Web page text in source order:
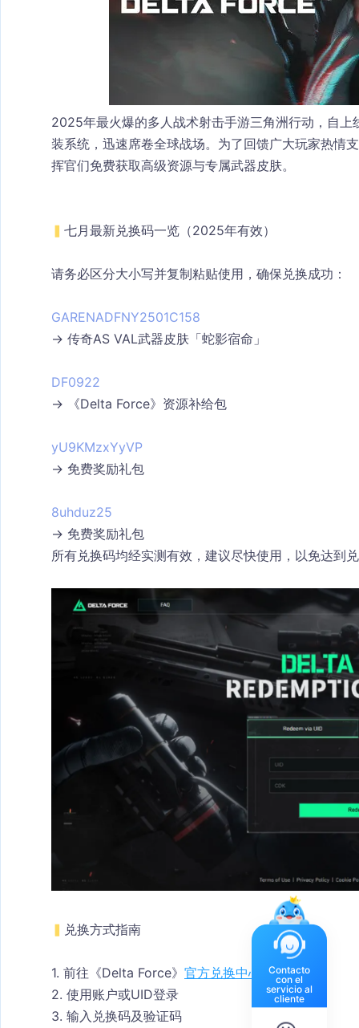
2025年最火爆的多人战术射击手游三角洲行动，自
装系统，迅速席卷全球战场。为了回馈广大玩家热情
挥官们免费获取高级资源与专属武器皮肤。
▍ 七月最新兑换码一览（2025年有效）
请务必区分大小写并复制粘贴使用 ，确保兑换成功：
GARENADFNY2501C158
→ 传奇AS VAL武器皮肤「蛇影宿命」
DF0922
→ 《Delta Force》资源补给包
yU9KMzxYyVP
→ 免费奖励礼包
8uhduz25
→ 免费奖励礼包
所有兑换码均经实测有效，建议尽快使用，以免达到
▍ 兑换方式指南
1. 前往《Delta Force》 官方兑换中心
2. 使用账户或UID登录
3. 输入兑换码及验证码
Contacto
con el
servicio al
cliente